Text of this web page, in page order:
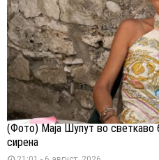
(Фото) Маја Шупут во светкаво
сирена